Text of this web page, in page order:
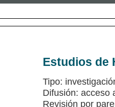
Estudios de
Tipo:
Difusión: acceso
Revisión por